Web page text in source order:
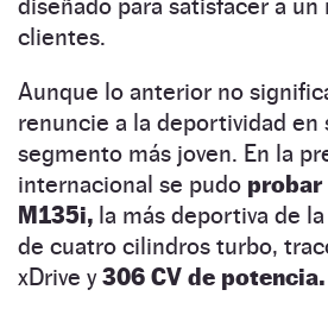
diseñado para satisfacer a
clientes.
Aunque lo anterior no
renuncie a la deportividad en
segmento más joven. En la
internacional se pudo probar
M135i, la más deportiva de
de cuatro cilindros turbo,
xDrive y306 CV de potencia.